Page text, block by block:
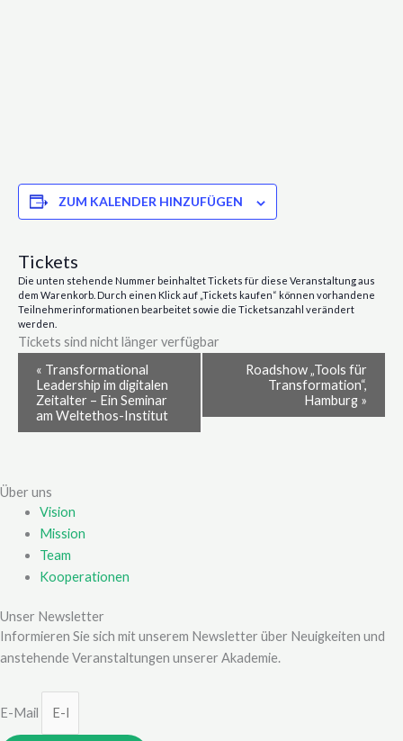
ZUM KALENDER HINZUFÜGEN
Tickets
Die unten stehende Nummer beinhaltet Tickets für diese Veranstaltung aus
dem Warenkorb. Durch einen Klick auf „Tickets kaufen“ können vorhandene
Teilnehmerinformationen bearbeitet sowie die Ticketsanzahl verändert
werden.
Tickets sind nicht länger verfügbar
Veranstaltung-
Navigation
« Transformational
Leadership im digitalen
Zeitalter – Ein Seminar
am Weltethos-Institut
Roadshow „Tools für
Transformation“,
Hamburg »
Über uns
Vision
Mission
Team
Kooperationen
Unser Newsletter
Informieren Sie sich mit unserem Newsletter über Neuigkeiten und
anstehende Veranstaltungen unserer Akademie.
E-Mail